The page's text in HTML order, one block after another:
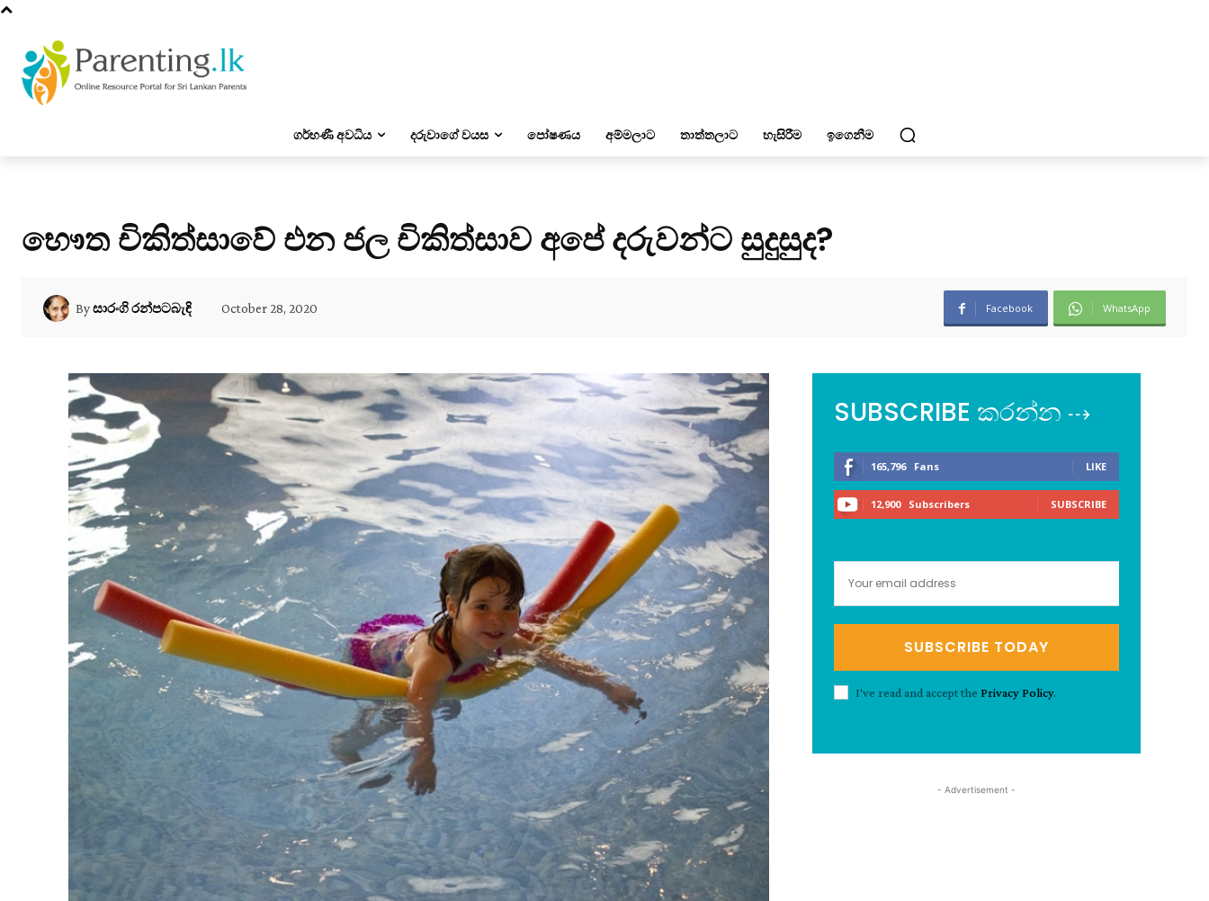
ගර්භණී අවධිය දරුවාගේ වයස පෝෂණය අම්මලාට තාත්තලාට හැසිරීම ඉගෙනීම
භෞත චිකිත්සාවේ එන ජල චිකිත්සාව අපේ දරුවන්ට සුදුසුද?
Byසාරංගි රන්පටබැඳි October 28, 2020 Facebook WhatsApp
SUBSCRIBE කරන්න ⇢
165,796 Fans LIKE
12,900 Subscribers SUBSCRIBE
SUBSCRIBE TODAY
I've read and accept the Privacy Policy.
- Advertisement -